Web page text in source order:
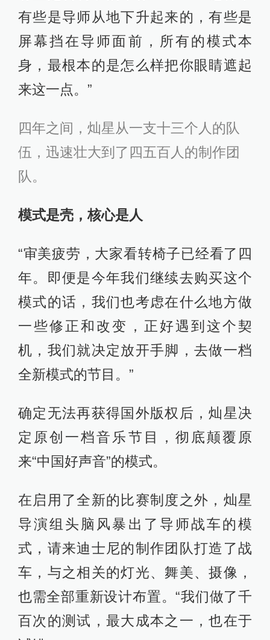
有些是导师从地下升起来的，有些是
屏幕挡在导师面前，所有的模式本
身，最根本的是怎么样把你眼睛遮起
来这一点。”
四年之间，灿星从一支十三个人的队
伍，迅速壮大到了四五百人的制作团
队。
模式是壳，核心是人
“审美疲劳，大家看转椅子已经看了四
年。即便是今年我们继续去购买这个
模式的话，我们也考虑在什么地方做
一些修正和改变，正好遇到这个契
机，我们就决定放开手脚，去做一档
全新模式的节目。”
确定无法再获得国外版权后，灿星决
定原创一档音乐节目，彻底颠覆原
来“中国好声音”的模式。
在启用了全新的比赛制度之外，灿星
导演组头脑风暴出了导师战车的模
式，请来迪士尼的制作团队打造了战
车，与之相关的灯光、舞美、摄像，
也需全部重新设计布置。“我们做了千
百次的测试，最大成本之一，也在于